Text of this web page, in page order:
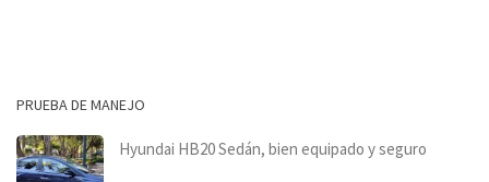
PRUEBA DE MANEJO
Hyundai HB20 Sedán, bien equipado y seguro